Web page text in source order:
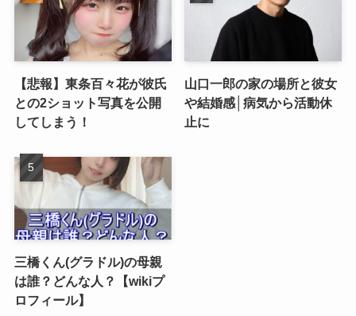
【悲報】東条百々花が彼氏
との2ショット写真を公開
してしまう！
山口一郎の家の場所と彼女
や結婚感│病気から活動休
止に
三橋くん(グラドル)の母親
は誰？どんな人？【wikiプ
ロフィール】